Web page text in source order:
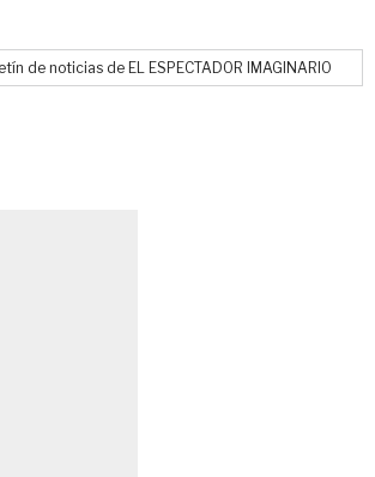
de noticias de EL ESPECTADOR IMAGINARIO